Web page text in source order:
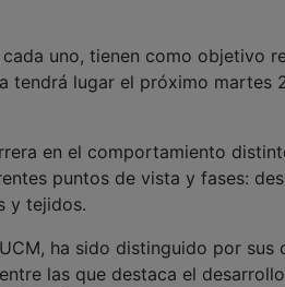
uno, tienen como objetivo
tendrá lugar el próximo martes
en el comportamiento
puntos de vista y fases:
y tejidos.
ha sido distinguido por sus
las que destaca el